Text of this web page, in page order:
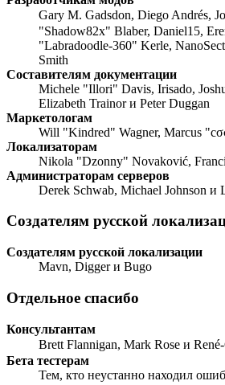
Gary M. Gadsdon, Diego Andrés,
"Shadow82x" Blaber, Daniel15,
"Labradoodle-360" Kerle,
Smith
Составителям документации
Michele "Illori" Davis, Irisado,
Elizabeth Trainor и Peter Duggan
Маркетологам
Will "Kindred" Wagner, Marcus
Локализаторам
Nikola "Dzonny" Novaković,
Администраторам серверов
Derek Schwab, Michael Johnson
Создателям русской
Создателям русской локализации
Mavn, Digger и Bugo
Отдельное спасибо
Консультантам
Brett Flannigan, Mark Rose и
Бета тестерам
Тем, кто неустанно находил